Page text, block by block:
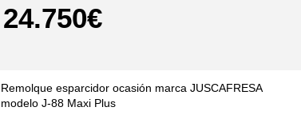
24.750€
Remolque esparcidor ocasión marca JUSCAFRESA
modelo J-88 Maxi Plus